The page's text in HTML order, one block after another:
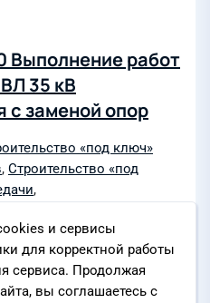
и сервисы
для корректной работы
сервиса. Продолжая
вы соглашаетесь с
Выполнение работ
35 кВ
заменой опор
«под ключ»
, Строительство «под
,
распределительная